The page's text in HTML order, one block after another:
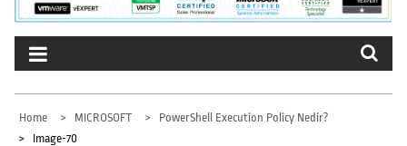
Home MICROSOFT
PowerShell Execution Policy Nedir?
Image-70